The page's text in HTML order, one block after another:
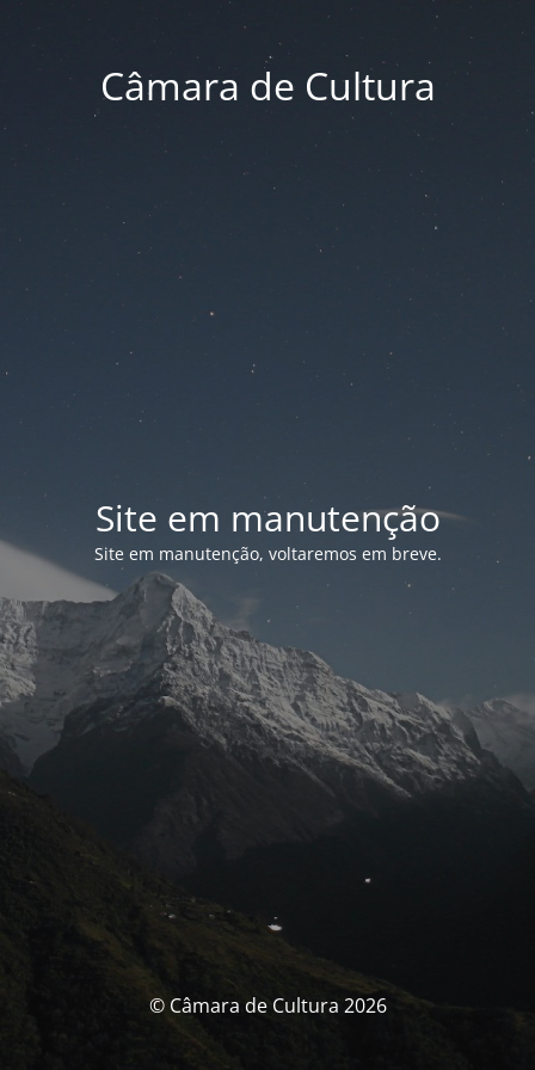
Câmara de Cultura
Site em manutenção
Site em manutenção, voltaremos em breve.
© Câmara de Cultura 2026